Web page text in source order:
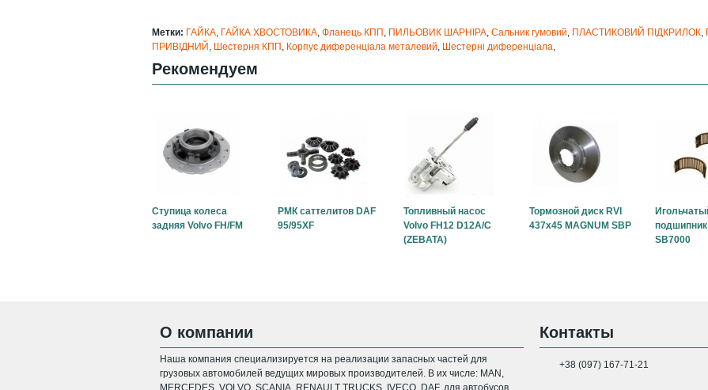
Метки: ГАЙКА, ГАЙКА ХВОСТОВИКА, Фланець КПП , ПИЛЬОВИК ШАРНІРА, Сальник гумовий, ПЛАСТИКОВИЙ ПІДКРИЛОК,
ПРИВІДНИЙ , Шестерня КПП , Корпус диференціала металевий, Шестерні диференціала,
Рекомендуем
Ступица колеса
задняя Volvo FH/FM
РМК саттелитов DAF
95/95XF
Топливный насос
Volvo FH12 D12A/C
(ZEBATA)
Тормозной диск RVI
437x45 MAGNUM SBP
SB7000
О компании
Наша компания специализируется на реализации запасных частей для
грузовых автомобилей ведущих мировых производителей. В их числе: MAN,
MERCEDES, VOLVO, SCANIA, RENAULT TRUCKS, IVECO, DAF, для автобусов
Контакты
+38 (097) 167-71-21